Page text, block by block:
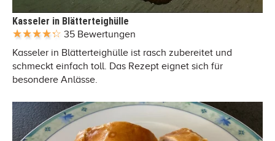
Kasseler in Blätterteighülle
35 Bewertungen
Kasseler in Blätterteighülle ist rasch zubereitet und
schmeckt einfach toll. Das Rezept eignet sich für
besondere Anlässe.